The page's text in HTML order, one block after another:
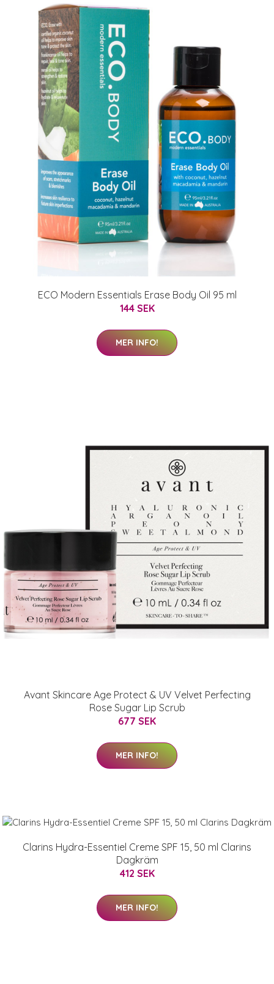
ECO Modern Essentials Erase Body Oil 95 ml
144 SEK
MER INFO!
Avant Skincare Age Protect & UV Velvet Perfecting
Rose Sugar Lip Scrub
677 SEK
MER INFO!
Clarins Hydra-Essentiel Creme SPF 15, 50 ml Clarins
Dagkräm
412 SEK
MER INFO!